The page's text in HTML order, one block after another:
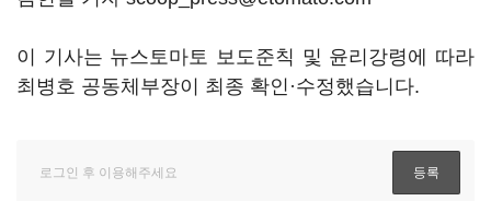
이 기사는 뉴스토마토 보도준칙 및 윤리강령에 따라
최병호 공동체부장이 최종 확인·수정했습니다.